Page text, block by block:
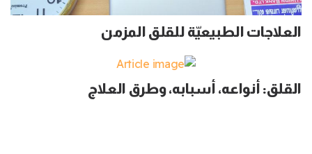
العلاجات الطبيعيّة للقلق المزمن
القلق: أنواعه، أسبابه، وطرق العلاج